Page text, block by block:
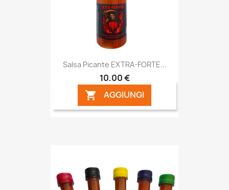
Salsa Picante EXTRA-FORTE...
10,00 €
 AGGIUNGI